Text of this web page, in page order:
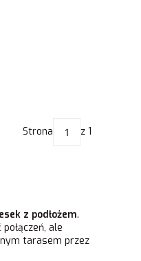
Strona z 1
z podłożem.
ale
tarasem przez